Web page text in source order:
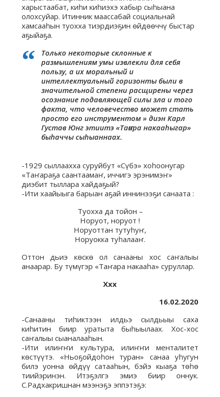
харыстаабат, киһи киһиэхэ хабыр сыһыана
олохсуйар. Итинник маассабай социальнай
хамсааһын туохха тиэрдиэҕин өйдөөччү быстар
аҕыйаҕа.
Только некоторые склонные к
размышлениям умы извлекли для себя
пользу, а их моральный и
интеллектуальный горизонты были в
значительной степени расщирены через
осознание подавляющей силы зла и того
факта, что человечество может стать
просто его инструментом » диэн Карл
Густав Юнг этиитэ «Таҥара накааһыгар»
быһаччы сыһыаннаах.
-1929 сыллаахха суруйбут «Сүбэ» хоһоонугар
«Таҥараҕа саантаамаҥ, иччигэ эрэнимэҥ»
диэбит тыллара хайдаҕый?
-Ити хаайыыга барыан аҕай иннинээҕи санаата :
Туохха да тойон –
Норуот, норуот !
Норуоттан тутуһуҥ,
Норуокка туһалааҥ.
Оттон дьиэ көскө ол санааны хос саҥалыы
анаарар. Бу түмүгэр «Таҥара накааһа» суруллар.
Ххх
16.02.2020
-Санааны тиһиктээн илдьэ сылдьыы саха
киһитин биир уратыта быһыылаах. Хос-хос
саҥалыы сыаналааһын.
-Ити илиҥҥи культура, илиҥҥи менталитет
көстүүтэ. «Ньоҕойдоһон туран» санаа уһугун
билэ уонна өйдүү сатааһын, бэйэ кыаҕа төһө
тиийэринэн. Итэҕэлгэ эмиэ биир оннук.
С.Радхакришнан мээнэҕэ эппэтэҕэ: